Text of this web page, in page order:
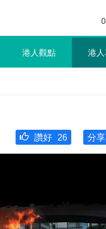
港人觀點 港
分享
讚好 26